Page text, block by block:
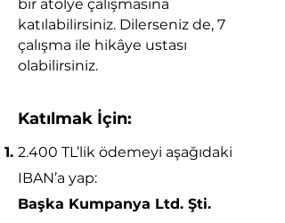
bir atölye çalışmasına
katılabilirsiniz. Dilerseniz de, 7
çalışma ile hikâye ustası
olabilirsiniz.
Katılmak İçin:
2.400 TL’lik ödemeyi aşağıdaki
IBAN’a yap:
Başka Kumpanya Ltd. Şti.